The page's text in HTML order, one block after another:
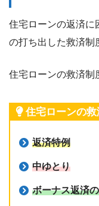
住宅ローンの返済に
の打ち出した救済制
住宅ローンの救済制
住宅ローンの
返済特例
中ゆとり
ボーナス返済